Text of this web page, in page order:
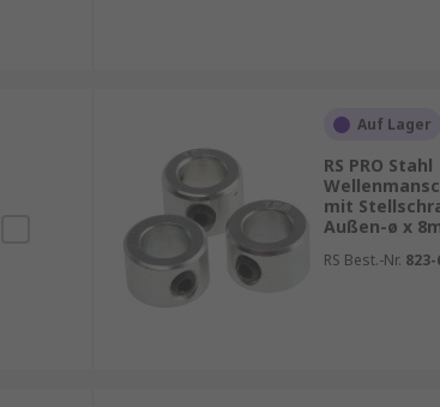
Auf Lager
RS PRO Stahl
mit
Außen-ø x
RS Best.-Nr. 823-